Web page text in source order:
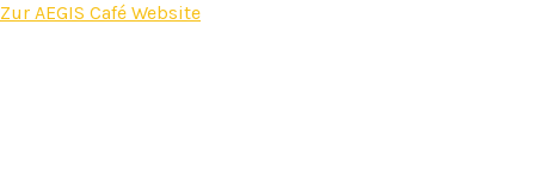
Zur AEGIS Café Website